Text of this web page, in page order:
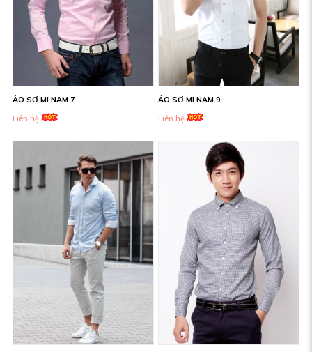
ÁO SƠ MI NAM 7
Liên hệ
ÁO SƠ MI NAM 9
Liên hệ